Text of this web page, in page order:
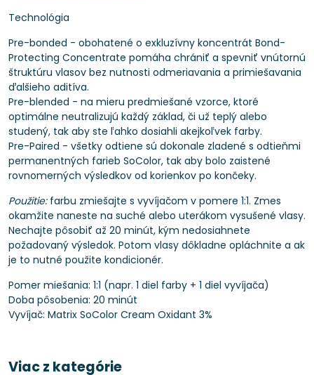
Technológia
Pre-bonded - obohatené o exkluzívny koncentrát Bond-
Protecting Concentrate pomáha chrániť a spevniť vnútornú
štruktúru vlasov bez nutnosti odmeriavania a primiešavania
ďalšieho aditíva.
Pre-blended - na mieru predmiešané vzorce, ktoré
optimálne neutralizujú každý základ, či už teplý alebo
studený, tak aby ste ľahko dosiahli akejkoľvek farby.
Pre-Paired - všetky odtiene sú dokonale zladené s odtieňmi
permanentných farieb SoColor, tak aby bolo zaistené
rovnomerných výsledkov od korienkov po končeky.
Použitie:farbu zmiešajte s vyvíjačom v pomere 1:1. Zmes
okamžite naneste na suché alebo uterákom vysušené vlasy.
Nechajte pôsobiť až 20 minút, kým nedosiahnete
požadovaný výsledok. Potom vlasy dôkladne opláchnite a ak
je to nutné použite kondicionér.
Pomer miešania: 1:1 (napr. 1 diel farby + 1 diel vyvíjača)
Doba pôsobenia: 20 minút
Vyvíjač: Matrix SoColor Cream Oxidant 3%
Viac z kategórie